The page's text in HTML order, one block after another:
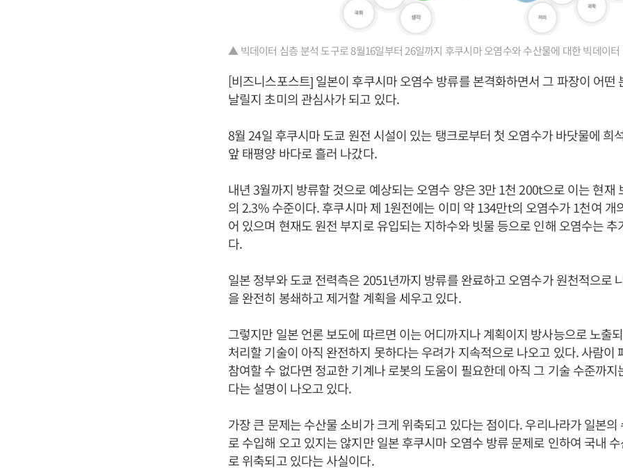
▲ 빅데이터 심층 분석 도구로 8월16일부터 26일까지 후쿠시마 오염수와 수산물에 대한 빅데이
[비즈니스포스트] 일본이 후쿠시마 오염수 방류를 본격화하면서 그 파장이 어떤
날릴지 초미의 관심사가 되고 있다.
8월 24일 후쿠시마 도쿄 원전 시설이 있는 탱크로부터 첫 오염수가 바닷물에 희
앞 태평양 바다로 흘러 나갔다.
내년 3월까지 방류할 것으로 예상되는 오염수 양은 3만 1천 200t으로 이는 현재
의 2.3% 수준이다. 후쿠시마 제 1원전에는 이미 약 134만t의 오염수가 1천여 개
어 있으며 현재도 원전 부지로 유입되는 지하수와 빗물 등으로 인해 오염수는 추
다.
일본 정부와 도쿄 전력측은 2051년까지 방류를 완료하고 오염수가 원천적으로
을 완전히 봉쇄하고 제거할 계획을 세우고 있다.
그렇지만 일본 언론 보도에 따르면 이는 어디까지나 계획이지 방사능으로 노출
처리할 기술이 아직 완전하지 못하다는 우려가 지속적으로 나오고 있다. 사람이
참여할 수 없다면 정교한 기계나 로봇의 도움이 필요한데 아직 그 기술 수준까지
다는 설명이 나오고 있다.
가장 큰 문제는 수산물 소비가 크게 위축되고 있다는 점이다. 우리나라가 일본의
로 수입해 오고 있지는 않지만 일본 후쿠시마 오염수 방류 문제로 인하여 국내
로 위축되고 있다는 사실이다.